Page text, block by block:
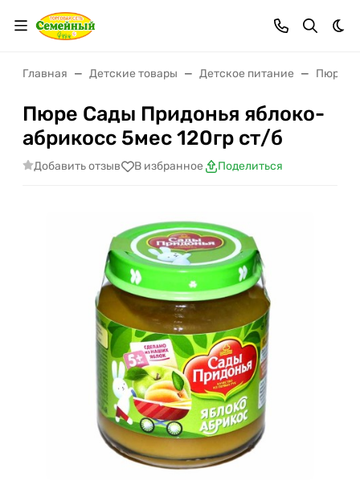
Главная Детские товары Детское питание Пюре
Пюре Сады Придонья яблоко-
абрикосс 5мес 120гр ст/б
Добавить отзыв В избранное Поделиться